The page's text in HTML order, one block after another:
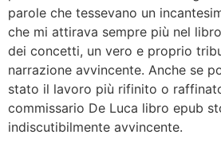
parole che tessevano un
che mi attirava sempre più nel
dei concetti, un vero e proprio
narrazione avvincente. Anche se
stato il lavoro più rifinito o
commissario De Luca libro epub
indiscutibilmente avvincente.